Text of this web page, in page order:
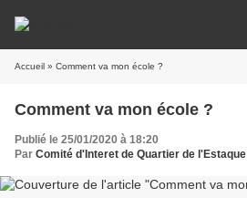
Accueil » Comment va mon école ?
Comment va mon école ?
Publié le 25/01/2020 à 18:20
Par Comité d'Interet de Quartier de l'Estaque